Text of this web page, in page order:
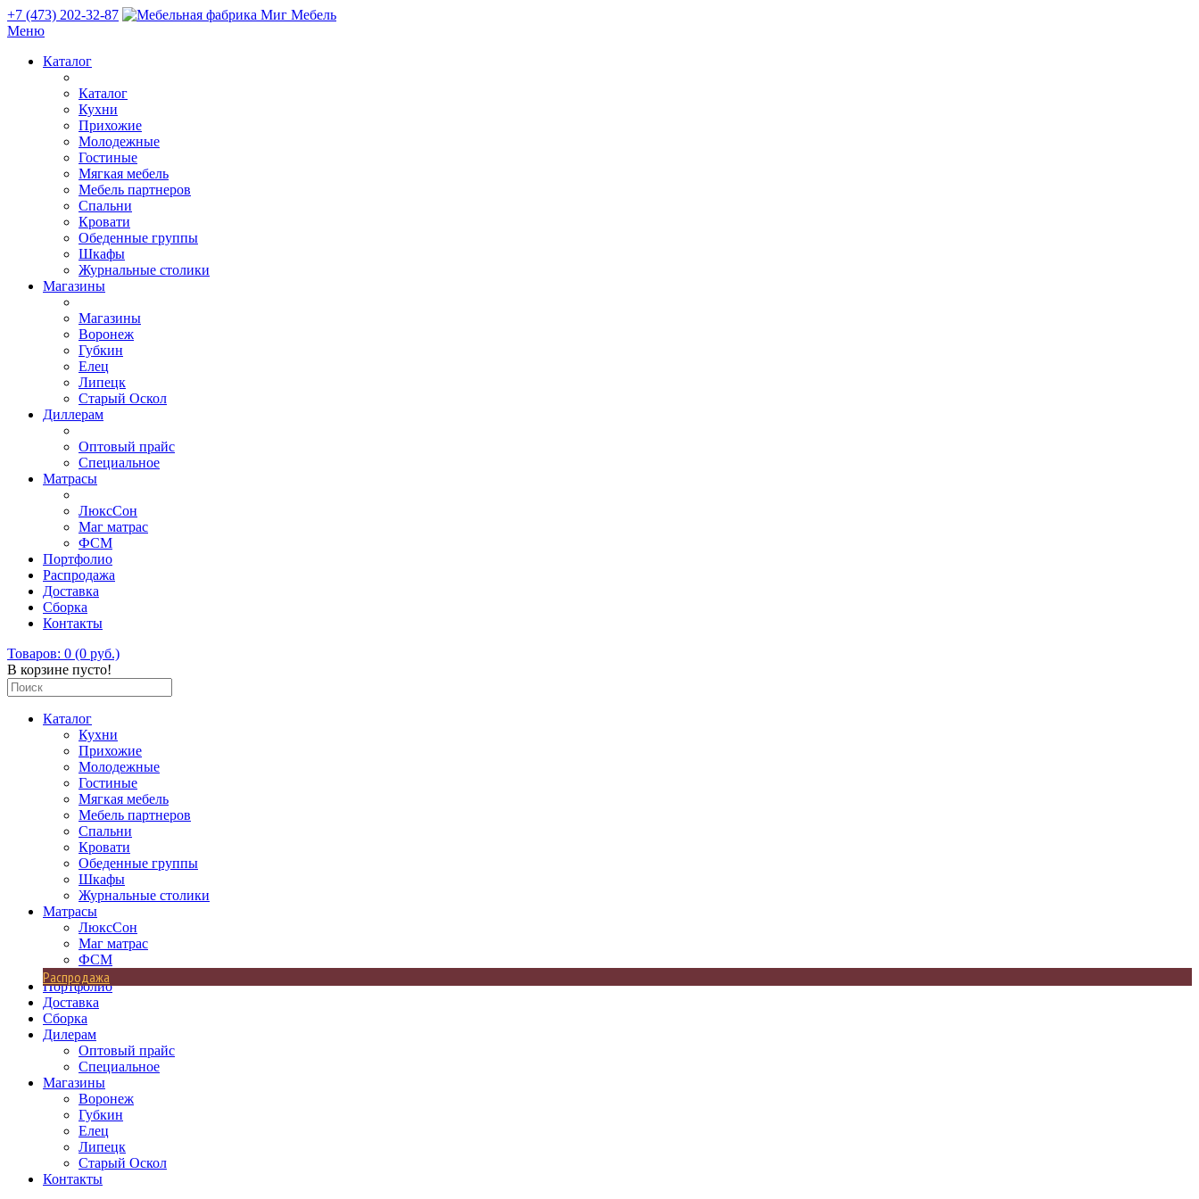
+7 (473) 202-32-87
Меню
Каталог
Каталог
Кухни
Прихожие
Молодежные
Гостиные
Мягкая мебель
Мебель партнеров
Спальни
Кровати
Обеденные группы
Шкафы
Журнальные столики
Магазины
Магазины
Воронеж
Губкин
Елец
Липецк
Старый Оскол
Диллерам
Оптовый прайс
Специальное
Матрасы
ЛюксСон
Маг матрас
ФСМ
Портфолио
Распродажа
Доставка
Сборка
Контакты
Товаров: 0 (0 руб.)
В корзине пусто!
Каталог
Кухни
Прихожие
Молодежные
Гостиные
Мягкая мебель
Мебель партнеров
Спальни
Кровати
Обеденные группы
Шкафы
Журнальные столики
Матрасы
ЛюксСон
Маг матрас
ФСМ
Распродажа
Портфолио
Доставка
Сборка
Дилерам
Оптовый прайс
Специальное
Магазины
Воронеж
Губкин
Елец
Липецк
Старый Оскол
Контакты